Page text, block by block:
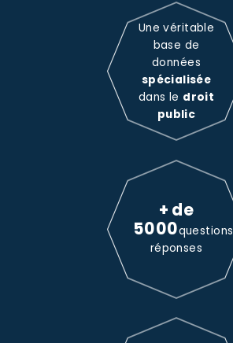
Une véritable
base de
données
spécialisée
dans le droit
public
+ de
5000questions
réponses